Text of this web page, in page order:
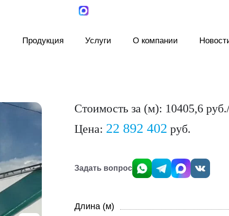
Продукция Услуги О компании
Стоимость за (м): 10405,6
Цена: 22 892 402 руб.
Задать вопрос
Длина (м)